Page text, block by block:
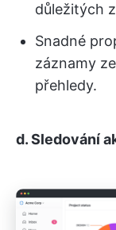
důležitých
Snadné
záznamy
přehledy.
d. Sledování